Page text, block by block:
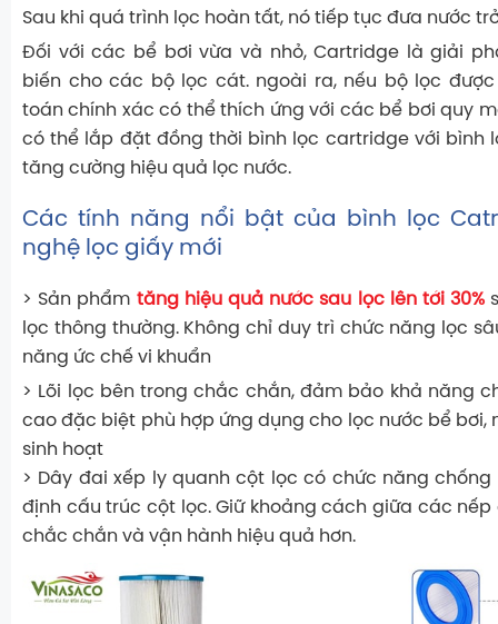
Sau khi quá trình lọc hoàn tất, nó tiếp tục đưa nước
Đối với các bể bơi vừa và nhỏ, Cartridge là giải
biến cho các bộ lọc cát. ngoài ra, nếu bộ lọc
toán chính xác có thể thích ứng với các bể bơi quy
có thể lắp đặt đồng thời bình lọc cartridge với bình
tăng cường hiệu quả lọc nước.
Các tính năng nổi bật của bình lọc
nghệ lọc giấy mới
> Sản phẩm tăng hiệu quả nước sau lọc lên tới 30%
lọc thông thường. Không chỉ duy trì chức năng lọc
năng ức chế vi khuẩn
> Lõi lọc bên trong chắc chắn, đảm bảo khả năng
cao đặc biệt phù hợp ứng dụng cho lọc nước bể bơi,
sinh hoạt
> Dây đai xếp ly quanh cột lọc có chức năng
định cấu trúc cột lọc. Giữ khoảng cách giữa các
chắc chắn và vận hành hiệu quả hơn.